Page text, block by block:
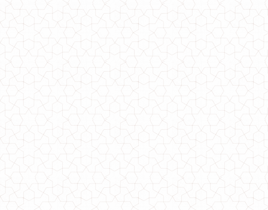
Женский летний однотонный костюм с шортами
630.00грн.
Нарядный женский летний однотонный сарафан